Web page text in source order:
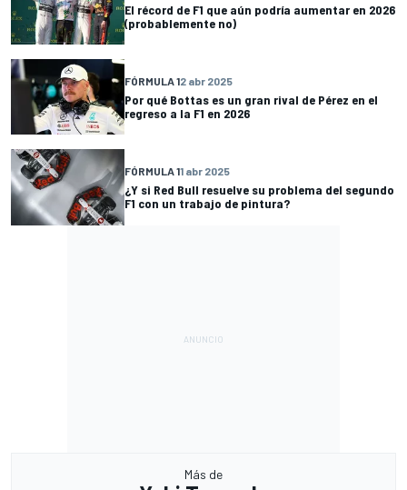
El récord de F1 que aún podría aumentar en 2026
(probablemente no)
FÓRMULA 12 abr 2025
Por qué Bottas es un gran rival de Pérez en el
regreso a la F1 en 2026
FÓRMULA 11 abr 2025
¿Y si Red Bull resuelve su problema del segundo
F1 con un trabajo de pintura?
Más de